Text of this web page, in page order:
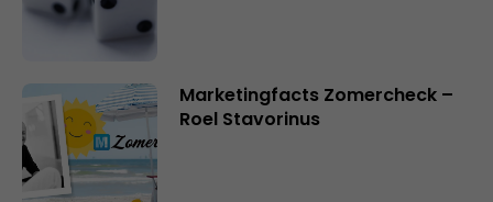
Marketingfacts Zomercheck –
Roel Stavorinus